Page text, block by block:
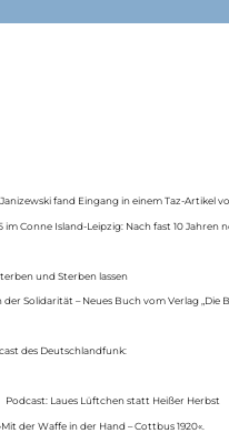
fand Eingang in einem Taz-Artikel
Conne Island-Leipzig: Nach fast 10 Jahren
und Sterben lassen
der Solidarität – Neues Buch vom Verlag „Die
des Deutschlandfunk:
Podcast: Laues Lüftchen statt Heißer Herbst
der Waffe in der Hand – Cottbus 1920«.